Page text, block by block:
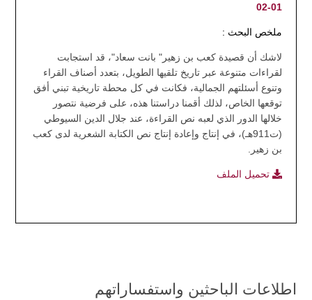
01-02
ملخص البحث :
لاشك أن قصيدة كعب بن زهير" بانت سعاد"، قد استجابت
لقراءات متنوعة عبر تاريخ تلقيها الطويل، بتعدد أصناف القراء
وتنوع أسئلتهم الجمالية، فكانت في كل محطة تاريخية تبني أفق
توقعها الخاص، لذلك أقمنا دراستنا هذه، على فرضية نتصور
خلالها الدور الذي لعبه نص القراءة، عند جلال الدين السيوطي
(ت911هـ)، في إنتاج وإعادة إنتاج نص الكتابة الشعرية لدى كعب
بن زهير.
تحميل الملف
اطلاعات الباحثين واستفساراتهم